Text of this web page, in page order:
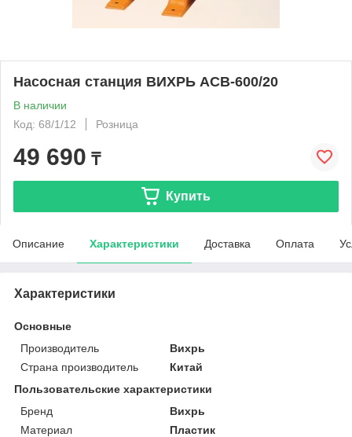
Насосная станция ВИХРЬ АСВ-600/20
В наличии
Код: 68/1/12
Розница
49 690 ₸
Купить
Описание Характеристики Доставка Оплата
Характеристики
Основные
Производитель
Вихрь
Страна производитель
Китай
Пользовательские характеристики
Бренд
Вихрь
Материал
Пластик